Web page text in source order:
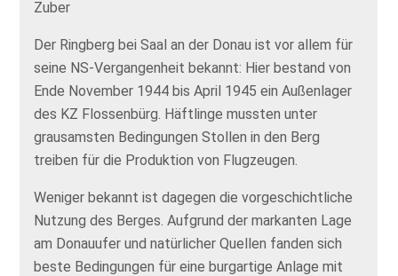
Zuber
Der Ringberg bei Saal an der Donau ist vor allem für
seine NS-Vergangenheit bekannt: Hier bestand von
Ende November 1944 bis April 1945 ein Außenlager
des KZ Flossenbürg. Häftlinge mussten unter
grausamsten Bedingungen Stollen in den Berg
treiben für die Produktion von Flugzeugen.
Weniger bekannt ist dagegen die vorgeschichtliche
Nutzung des Berges. Aufgrund der markanten Lage
am Donauufer und natürlicher Quellen fanden sich
beste Bedingungen für eine burgartige Anlage mit